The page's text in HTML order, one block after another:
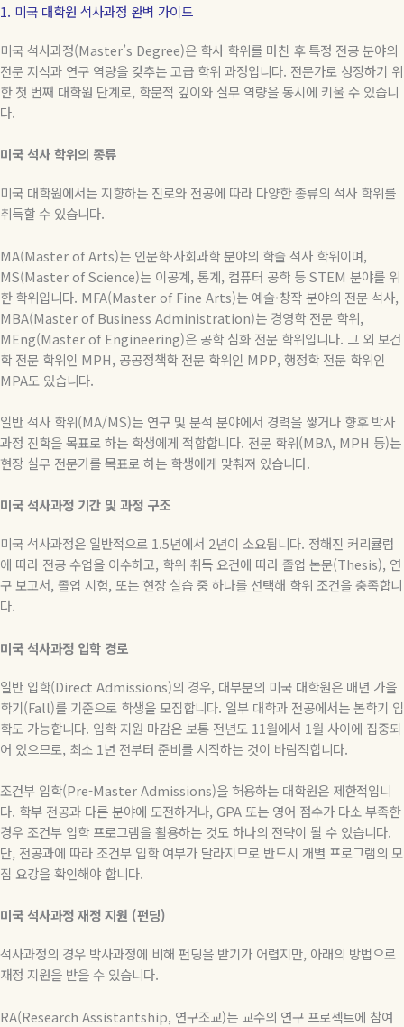
1. 미국 대학원 석사과정 완벽 가이드
미국 석사과정(Master’s Degree)은 학사 학위를 마친 후 특정 전공 분야의
전문 지식과 연구 역량을 갖추는 고급 학위 과정입니다. 전문가로 성장하기 위
한 첫 번째 대학원 단계로, 학문적 깊이와 실무 역량을 동시에 키울 수 있습니
다.
미국 석사학위의 종류
미국 대학원에서는 지향하는 진로와 전공에 따라 다양한 종류의 석사 학위를
취득할 수 있습니다.
MA(Master of Arts)는 인문학·사회과학분야의 학술석사 학위이며,
MS(Master of Science)는 이공계, 통계, 컴퓨터 공학 등STEM 분야를 위
한 학위입니다. MFA(Master of Fine Arts)는 예술·창작분야의 전문석사,
MBA(Master of Business Administration)는 경영학 전문 학위,
MEng(Master of Engineering)은 공학 심화 전문 학위입니다. 그 외 보건
학 전문 학위인 MPH, 공공정책학 전문 학위인 MPP, 행정학 전문 학위인
MPA도 있습니다.
일반 석사 학위(MA/MS)는 연구 및 분석 분야에서 경력을 쌓거나 향후 박사
과정 진학을 목표로 하는 학생에게 적합합니다. 전문 학위(MBA, MPH 등)는
현장 실무 전문가를 목표로 하는 학생에게 맞춰져 있습니다.
미국 석사과정 기간 및 과정 구조
미국 석사과정은 일반적으로 1.5년에서 2년이 소요됩니다. 정해진 커리큘럼
에 따라 전공 수업을 이수하고, 학위 취득 요건에 따라 졸업 논문(Thesis), 연
구 보고서, 졸업 시험, 또는 현장 실습 중 하나를 선택해 학위 조건을 충족합니
다.
미국 석사과정 입학 경로
일반 입학(Direct Admissions)의 경우, 대부분의 미국 대학원은 매년 가을
학기(Fall)를 기준으로 학생을 모집합니다. 일부 대학과 전공에서는 봄학기 입
학도 가능합니다. 입학 지원 마감은 보통 전년도 11월에서 1월 사이에 집중되
어 있으므로, 최소 1년 전부터 준비를 시작하는 것이 바람직합니다.
조건부 입학(Pre-Master Admissions)을 허용하는 대학원은 제한적입니
다. 학부 전공과 다른 분야에 도전하거나, GPA또는 영어 점수가 다소 부족한
경우 조건부 입학 프로그램을 활용하는 것도 하나의 전략이 될 수 있습니다.
단, 전공과에 따라 조건부 입학 여부가 달라지므로 반드시 개별 프로그램의 모
집 요강을 확인해야 합니다.
미국 석사과정재정지원 (펀딩)
석사과정의 경우 박사과정에 비해 펀딩을 받기가 어렵지만, 아래의 방법으로
재정 지원을 받을 수 있습니다.
RA(Research Assistantship, 연구조교)는 교수의 연구 프로젝트에 참여